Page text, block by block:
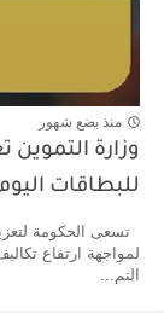
منذ بضع شهور
للبطاقات
تسعى الحكومة
لمواجهة ارتفاع
التم...